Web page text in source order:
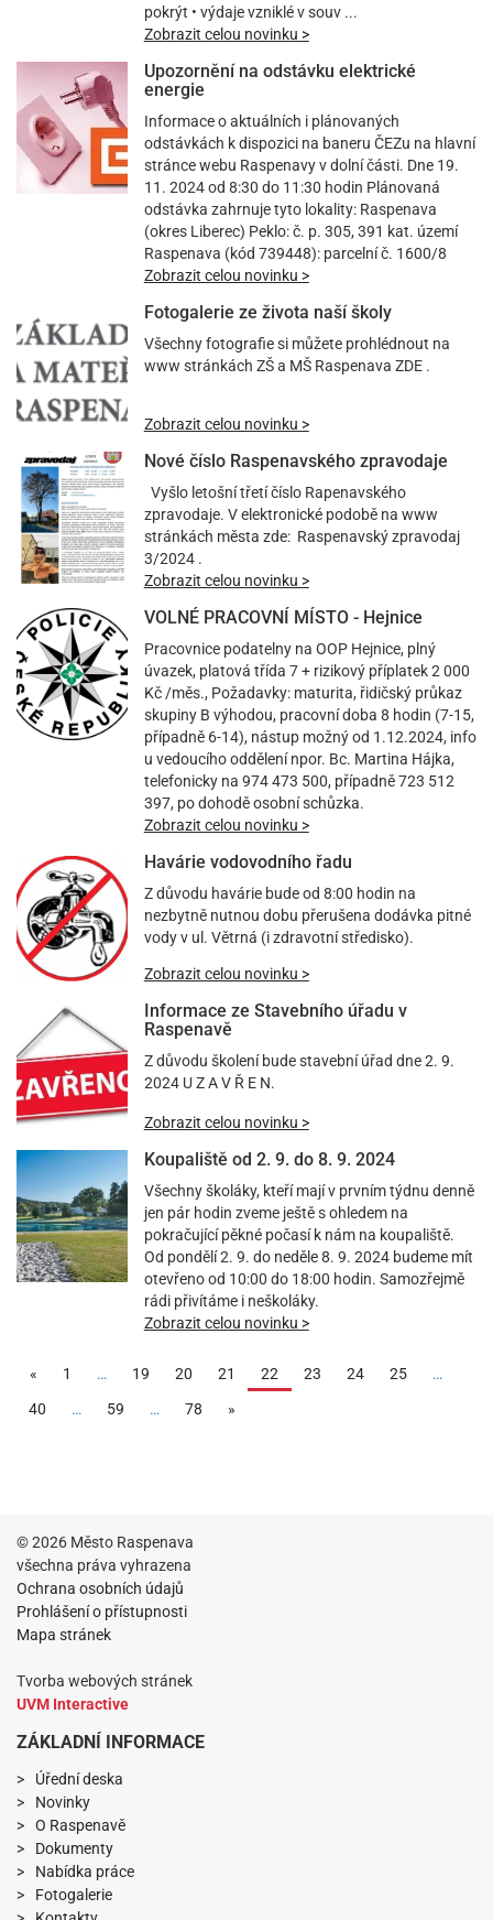
pokrýt • výdaje vzniklé v souv ...
Zobrazit celou novinku >
Upozornění na odstávku elektrické
energie
Informace o aktuálních i plánovaných
odstávkách k dispozici na baneru ČEZu na hlavní
stránce webu Raspenavy v dolní části. Dne 19.
11. 2024 od 8:30 do 11:30 hodin Plánovaná
odstávka zahrnuje tyto lokality: Raspenava
(okres Liberec) Peklo: č. p. 305, 391 kat. území
Raspenava (kód 739448): parcelní č. 1600/8
Zobrazit celou novinku >
Fotogalerie ze života naší školy
Všechny fotografie si můžete prohlédnout na
www stránkách ZŠ a MŠ Raspenava ZDE .
Zobrazit celou novinku >
Nové číslo Raspenavského zpravodaje
Vyšlo letošní třetí číslo Rapenavského
zpravodaje. V elektronické podobě na www
stránkách města zde: Raspenavský zpravodaj
3/2024 .
Zobrazit celou novinku >
VOLNÉ PRACOVNÍ MÍSTO - Hejnice
Pracovnice podatelny na OOP Hejnice, plný
úvazek, platová třída 7 + rizikový příplatek 2 000
Kč /měs., Požadavky: maturita, řidičský průkaz
skupiny B výhodou, pracovní doba 8 hodin (7-15,
případně 6-14), nástup možný od 1.12.2024, info
u vedoucího oddělení npor. Bc. Martina Hájka,
telefonicky na 974 473 500, případně 723 512
397, po dohodě osobní schůzka.
Zobrazit celou novinku >
Havárie vodovodního řadu
Z důvodu havárie bude od 8:00 hodin na
nezbytně nutnou dobu přerušena dodávka pitné
vody v ul. Větrná (i zdravotní středisko).
Zobrazit celou novinku >
Informace ze Stavebního úřadu v
Raspenavě
Z důvodu školení bude stavební úřad dne 2. 9.
2024 U Z A V Ř E N.
Zobrazit celou novinku >
Koupaliště od 2. 9. do 8. 9. 2024
Všechny školáky, kteří mají v prvním týdnu denně
jen pár hodin zveme ještě s ohledem na
pokračující pěkné počasí k nám na koupaliště.
Od pondělí 2. 9. do neděle 8. 9. 2024 budeme mít
otevřeno od 10:00 do 18:00 hodin. Samozřejmě
rádi přivítáme i neškoláky.
Zobrazit celou novinku >
« 1 … 19 20 21 22 (aktuální)
23 24 25
…
40
… 59 … 78 »
© 2026 Město Raspenava
všechna práva vyhrazena
Ochrana osobních údajů
Prohlášení o přístupnosti
Mapa stránek
Tvorba webových stránek
UVM Interactive
ZÁKLADNÍ INFORMACE
Úřední deska
Novinky
O Raspenavě
Dokumenty
Nabídka práce
Fotogalerie